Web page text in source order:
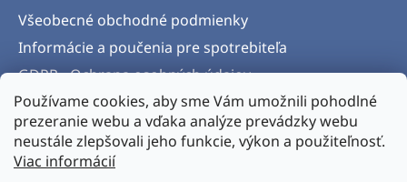
Používame cookies, aby sme Vám umožnili pohodlné
prezeranie webu a vďaka analýze prevádzky webu
neustále zlepšovali jeho funkcie, výkon a použiteľnosť.
Viac informácií
Všeobecné obchodné podmienky
Informácie a poučenia pre spotrebiteľa
GDPR - Ochrana osobných údajov
Formulár na odstúpenie od zmluvy
Postup pri vytknutí vady produktu a Reklamačný
protokol